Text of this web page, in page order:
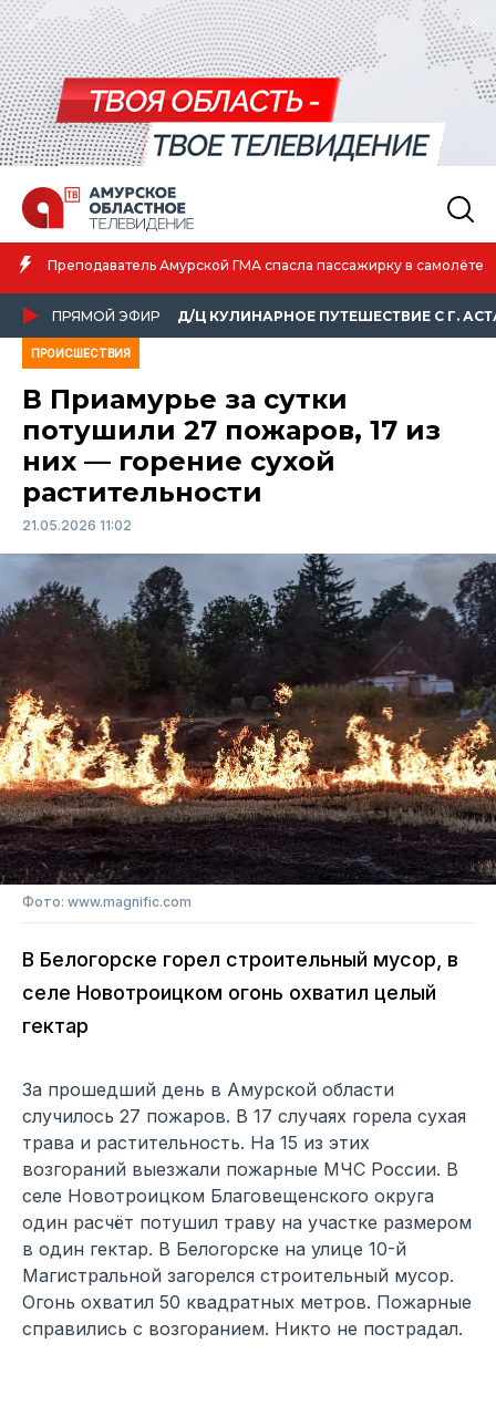
Преподаватель Амурской ГМА спасла пассажирку в самолёте
ПРЯМОЙ ЭФИР Д/Ц КУЛИНАРНОЕ ПУТЕШЕСТВИЕ С Г.
ПРОИСШЕСТВИЯ
В Приамурье за сутки
потушили 27 пожаров, 17 из
них — горение сухой
растительности
21.05.2026 11:02
Фото: www.magnific.com
В Белогорске горел строительный мусор, в
селе Новотроицком огонь охватил целый
гектар
За прошедший день в Амурской области
случилось 27 пожаров. В 17 случаях горела сухая
трава и растительность. На 15 из этих
возгораний выезжали пожарные МЧС России. В
селе Новотроицком Благовещенского округа
один расчёт потушил траву на участке размером
в один гектар. В Белогорске на улице 10-й
Магистральной загорелся строительный мусор.
Огонь охватил 50 квадратных метров. Пожарные
справились с возгоранием. Никто не пострадал.